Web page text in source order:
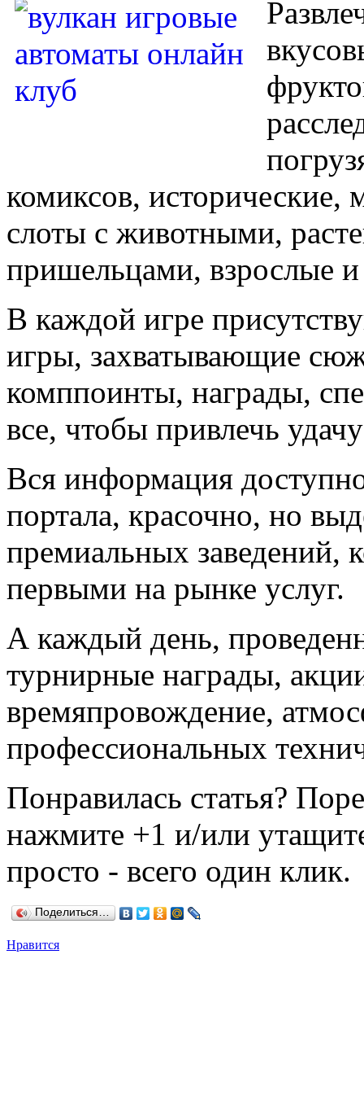
комиксов, исторические,
слоты с животными,
пришельцами, взрослые и
В каждой игре
игры, захватывающие
комппоинты, награды,
все, чтобы привлечь
Вся информация
портала, красочно, но
премиальных заведений,
первыми на рынке услуг.
А каждый день,
турнирные награды,
времяпровождение,
профессиональных
Понравилась статья?
нажмите +1 и/или
просто - всего один клик.
Поделиться…
Нравится